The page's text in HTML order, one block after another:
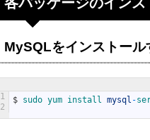
MySQLをインストール
1
2
$ sudo yum install mysql -